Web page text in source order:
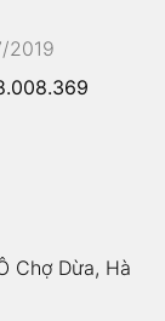
2019
Chợ Dừa, Hà